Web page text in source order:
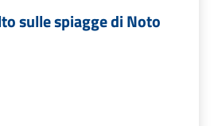
sulle spiagge di Noto